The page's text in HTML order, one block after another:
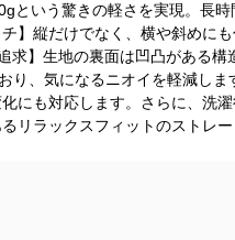
という驚きの軽さを実現。長時
】縦だけでなく、横や斜めに
求】生地の裏面は凹凸がある構
り、気になるニオイを軽減しま
にも対応します。さらに、洗濯
リラックスフィットのストレ